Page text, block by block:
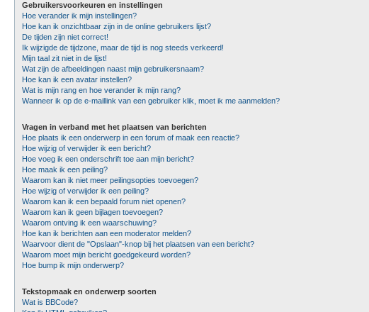
Gebruikersvoorkeuren en instellingen
Hoe verander ik mijn instellingen?
Hoe kan ik onzichtbaar zijn in de online gebruikers lijst?
De tijden zijn niet correct!
Ik wijzigde de tijdzone, maar de tijd is nog steeds verkeerd!
Mijn taal zit niet in de lijst!
Wat zijn de afbeeldingen naast mijn gebruikersnaam?
Hoe kan ik een avatar instellen?
Wat is mijn rang en hoe verander ik mijn rang?
Wanneer ik op de e-maillink van een gebruiker klik, moet ik me aanmelden?
Vragen in verband met het plaatsen van berichten
Hoe plaats ik een onderwerp in een forum of maak een reactie?
Hoe wijzig of verwijder ik een bericht?
Hoe voeg ik een onderschrift toe aan mijn bericht?
Hoe maak ik een peiling?
Waarom kan ik niet meer peilingsopties toevoegen?
Hoe wijzig of verwijder ik een peiling?
Waarom kan ik een bepaald forum niet openen?
Waarom kan ik geen bijlagen toevoegen?
Waarom ontving ik een waarschuwing?
Hoe kan ik berichten aan een moderator melden?
Waarvoor dient de "Opslaan"-knop bij het plaatsen van een bericht?
Waarom moet mijn bericht goedgekeurd worden?
Hoe bump ik mijn onderwerp?
Tekstopmaak en onderwerp soorten
Wat is BBCode?